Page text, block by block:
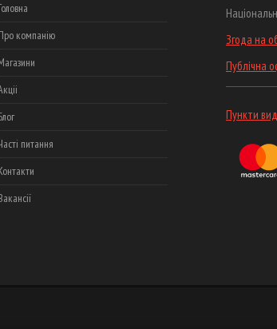
компанію
питання
Згода на
Публічна
Пункти